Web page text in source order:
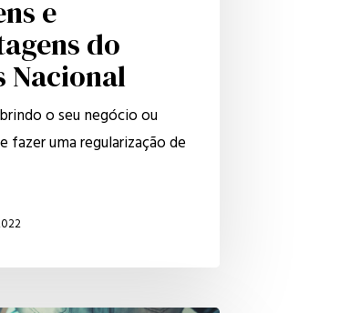
e
do
Nacional
o seu negócio ou
uma regularização de